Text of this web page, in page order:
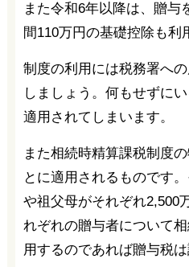
また令和6年以降は、贈与
間110万円の基礎控除も利
制度の利用には税務署へ
しましょう。何もせずに
適用されてしまいます。
また相続時精算課税制度
とに適用されるものです
や祖父母がそれぞれ2,500
れぞれの贈与者について
用するのであれば贈与税は